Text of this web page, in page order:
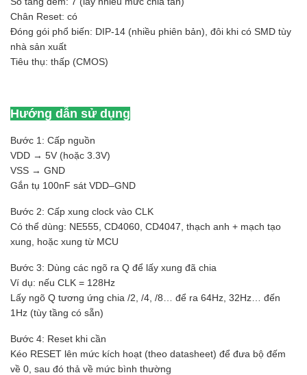
Chân Reset: có
Đóng gói phổ biến: DIP-14 (nhiều phiên bản), đôi khi có SMD tùy
nhà sản xuất
Tiêu thụ: thấp (CMOS)
Hướng dẫn sử dụng
Bước 1: Cấp nguồn
VDD → 5V (hoặc 3.3V)
VSS → GND
Gắn tụ 100nF sát VDD–GND
Bước 2: Cấp xung clock vào CLK
Có thể dùng: NE555, CD4060, CD4047, thạch anh + mạch tạo
xung, hoặc xung từ MCU
Bước 3: Dùng các ngõ ra Q để lấy xung đã chia
Ví dụ: nếu CLK = 128Hz
Lấy ngõ Q tương ứng chia /2, /4, /8… để ra 64Hz, 32Hz… đến
1Hz (tùy tầng có sẵn)
Bước 4: Reset khi cần
Kéo RESET lên mức kích hoạt (theo datasheet) để đưa bộ đếm
về 0, sau đó thả về mức bình thường